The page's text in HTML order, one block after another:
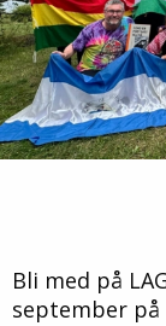
Bli med på
september på